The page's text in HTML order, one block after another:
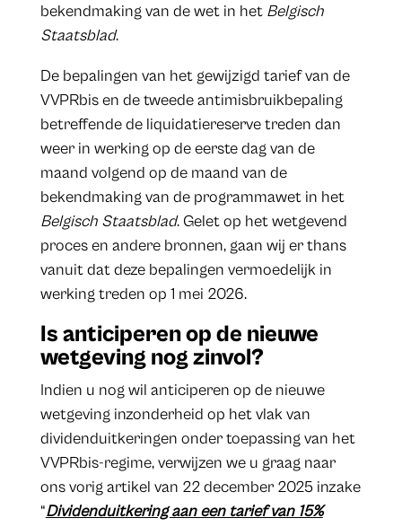
bekendmaking van de wet in het Belgisch
Staatsblad.
De bepalingen van het gewijzigd tarief van de
VVPRbis en de tweede antimisbruikbepaling
betreffende de liquidatiereserve treden dan
weer in werking op de eerste dag van de
maand volgend op de maand van de
bekendmaking van de programmawet in het
Belgisch Staatsblad. Gelet op het wetgevend
proces en andere bronnen, gaan wij er thans
vanuit dat deze bepalingen vermoedelijk in
werking treden op 1 mei 2026.
Is anticiperen op de nieuwe
wetgeving nog zinvol?
Indien u nog wil anticiperen op de nieuwe
wetgeving inzonderheid op het vlak van
dividenduitkeringen onder toepassing van het
VVPRbis-regime, verwijzen we u graag naar
ons vorig artikel van 22 december 2025 inzake
“Dividenduitkering aan een tarief van 15%